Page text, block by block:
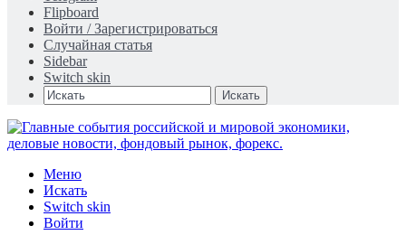
Flipboard
Войти / Зарегистрироваться
Случайная статья
Sidebar
Switch skin
Искать
Меню
Искать
Switch skin
Войти